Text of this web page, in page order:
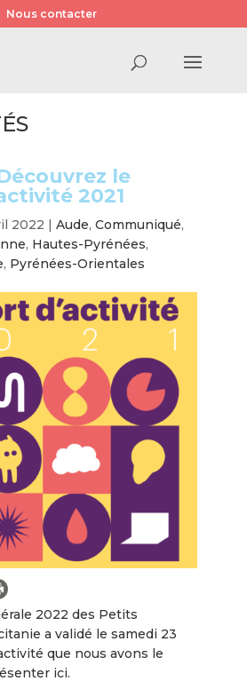
Nous contacter
le
2021
2022 | Aude, Communiqué,
, Hautes-Pyrénées,
, Pyrénées-Orientales
2022 des Petits
a validé le samedi 23
que nous avons le
ici.